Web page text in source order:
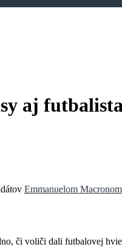
aj
Emmanuelom Macronom
či voliči dali futbalovej